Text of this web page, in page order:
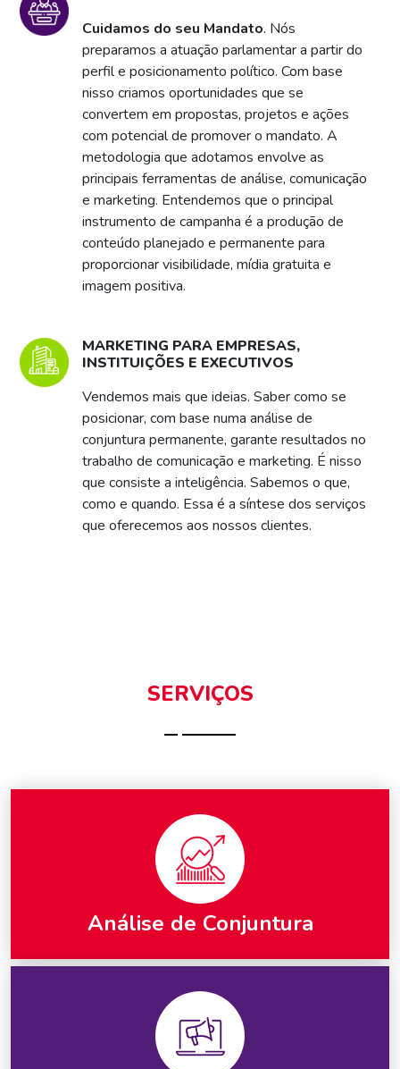
Cuidamos do seu Mandato. Nós
preparamos a atuação parlamentar a partir do
perfil e posicionamento político. Com base
nisso criamos oportunidades que se
convertem em propostas, projetos e ações
com potencial de promover o mandato. A
metodologia que adotamos envolve as
principais ferramentas de análise, comunicação
e marketing. Entendemos que o principal
instrumento de campanha é a produção de
conteúdo planejado e permanente para
proporcionar visibilidade, mídia gratuita e
imagem positiva.
MARKETING PARA EMPRESAS,
INSTITUIÇÕES E EXECUTIVOS
Vendemos mais que ideias. Saber como se
posicionar, com base numa análise de
conjuntura permanente, garante resultados no
trabalho de comunicação e marketing. É nisso
que consiste a inteligência. Sabemos o que,
como e quando. Essa é a síntese dos serviços
que oferecemos aos nossos clientes.
SERVIÇOS
Análise de Conjuntura